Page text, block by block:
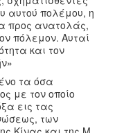
αυτού πολέμου, η
προς ανατολάς,
πόλεμον. Αυταί
και τον
τα όσα
με τον οποίο
εις τας
των